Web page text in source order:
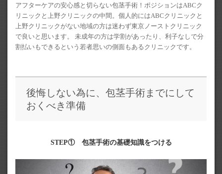
アフターケアの安心感と切らない包茎手術！ポジションはABCク
リニックと上野クリニックの中間。個人的にはABCクリニックと
上野クリニックがない地域の方は迷わず東京ノーストクリニック
で良いと思います。 未成年の方は学割があったり、利子なしで分
割払いもできるという若者思いの側面もあるクリニックです。
後悔しない為に、包茎手術までにして
おくべき準備
STEP① 包茎手術の基礎知識をつける